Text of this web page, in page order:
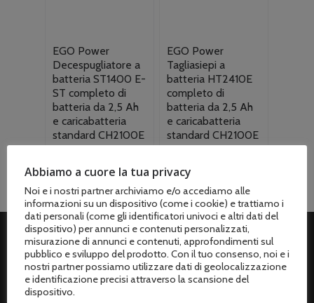
EGO Power
Decespugliatore a
batteria ST1400 E-
ST completo di
batteria da 2,5 Ah
e caricabatteria
standard CH2100E
prezzo
originale
era:
€437.00.
prezzo
attuale
è:
€349.00.
EGO Power
Tagliasiepi a
batteria HT2410E
completo di
batteria da 2,5 Ah
e caricabatteria
standard CH2100E
originale
era:
€437.00.
è:
€349.00.
ASSISTENZA CLIENTI
Spedizioni
Abbiamo a cuore la tua privacy
Noi e i nostri partner archiviamo e/o accediamo alle
informazioni su un dispositivo (come i cookie) e trattiamo i
dati personali (come gli identificatori univoci e altri dati del
dispositivo) per annunci e contenuti personalizzati,
misurazione di annunci e contenuti, approfondimenti sul
pubblico e sviluppo del prodotto. Con il tuo consenso, noi e i
nostri partner possiamo utilizzare dati di geolocalizzazione
e identificazione precisi attraverso la scansione del
dispositivo.